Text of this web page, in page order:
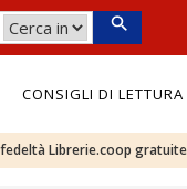
CONSIGLI DI LETTURA
Librerie.coop